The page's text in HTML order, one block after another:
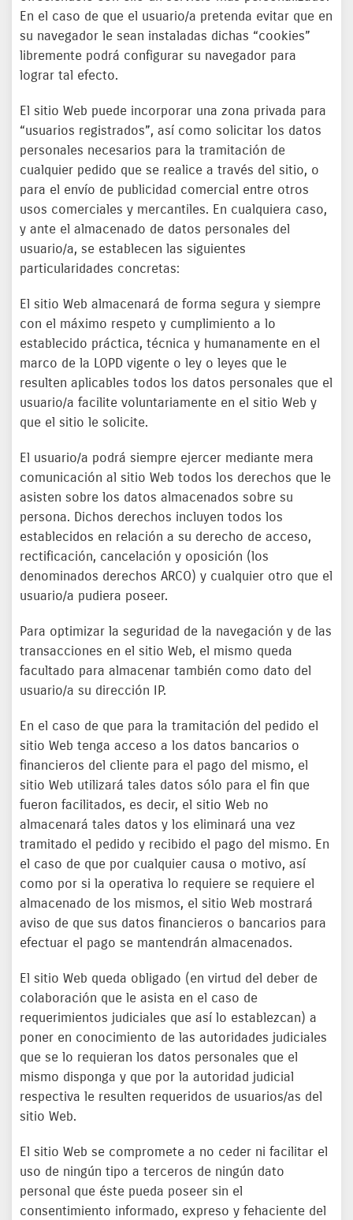
En el caso de que el usuario/a pretenda evitar que en
su navegador le sean instaladas dichas “cookies”
libremente podrá configurar su navegador para
lograr tal efecto.
El sitio Web puede incorporar una zona privada para
“usuarios registrados”, así como solicitar los datos
personales necesarios para la tramitación de
cualquier pedido que se realice a través del sitio, o
para el envío de publicidad comercial entre otros
usos comerciales y mercantiles. En cualquiera caso,
y ante el almacenado de datos personales del
usuario/a, se establecen las siguientes
particularidades concretas:
El sitio Web almacenará de forma segura y siempre
con el máximo respeto y cumplimiento a lo
establecido práctica, técnica y humanamente en el
marco de la LOPD vigente o ley o leyes que le
resulten aplicables todos los datos personales que el
usuario/a facilite voluntariamente en el sitio Web y
que el sitio le solicite.
El usuario/a podrá siempre ejercer mediante mera
comunicación al sitio Web todos los derechos que le
asisten sobre los datos almacenados sobre su
persona. Dichos derechos incluyen todos los
establecidos en relación a su derecho de acceso,
rectificación, cancelación y oposición (los
denominados derechos ARCO) y cualquier otro que el
usuario/a pudiera poseer.
Para optimizar la seguridad de la navegación y de las
transacciones en el sitio Web, el mismo queda
facultado para almacenar también como dato del
usuario/a su dirección IP.
En el caso de que para la tramitación del pedido el
sitio Web tenga acceso a los datos bancarios o
financieros del cliente para el pago del mismo, el
sitio Web utilizará tales datos sólo para el fin que
fueron facilitados, es decir, el sitio Web no
almacenará tales datos y los eliminará una vez
tramitado el pedido y recibido el pago del mismo. En
el caso de que por cualquier causa o motivo, así
como por si la operativa lo requiere se requiere el
almacenado de los mismos, el sitio Web mostrará
aviso de que sus datos financieros o bancarios para
efectuar el pago se mantendrán almacenados.
El sitio Web queda obligado (en virtud del deber de
colaboración que le asista en el caso de
requerimientos judiciales que así lo establezcan) a
poner en conocimiento de las autoridades judiciales
que se lo requieran los datos personales que el
mismo disponga y que por la autoridad judicial
respectiva le resulten requeridos de usuarios/as del
sitio Web.
El sitio Web se compromete a no ceder ni facilitar el
uso de ningún tipo a terceros de ningún dato
personal que éste pueda poseer sin el
consentimiento informado, expreso y fehaciente del